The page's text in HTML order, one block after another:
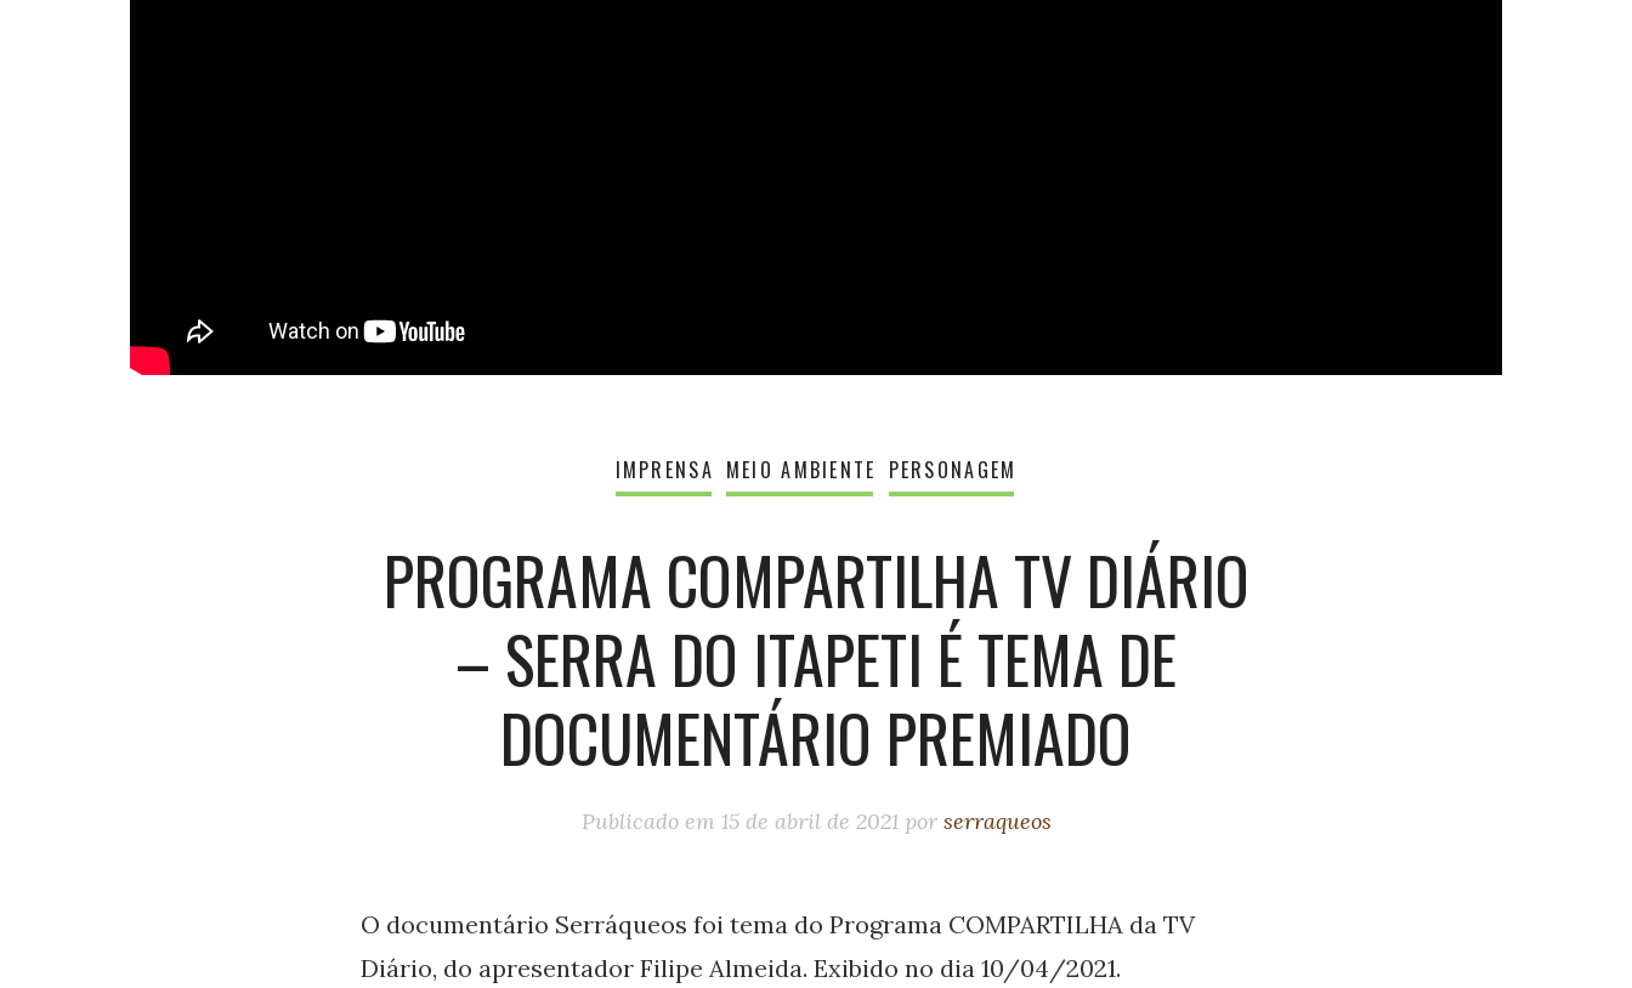
IMPRENSA MEIO AMBIENTE PERSONAGEM
PROGRAMA COMPARTILHA TV DIÁRIO
– SERRA DO ITAPETI É TEMA DE
DOCUMENTÁRIO PREMIADO
Publicado em 15 de abril de 2021 por serraqueos
O documentário Serráqueos foi tema do Programa COMPARTILHA da TV
Diário, do apresentador Filipe Almeida. Exibido no dia 10/04/2021.